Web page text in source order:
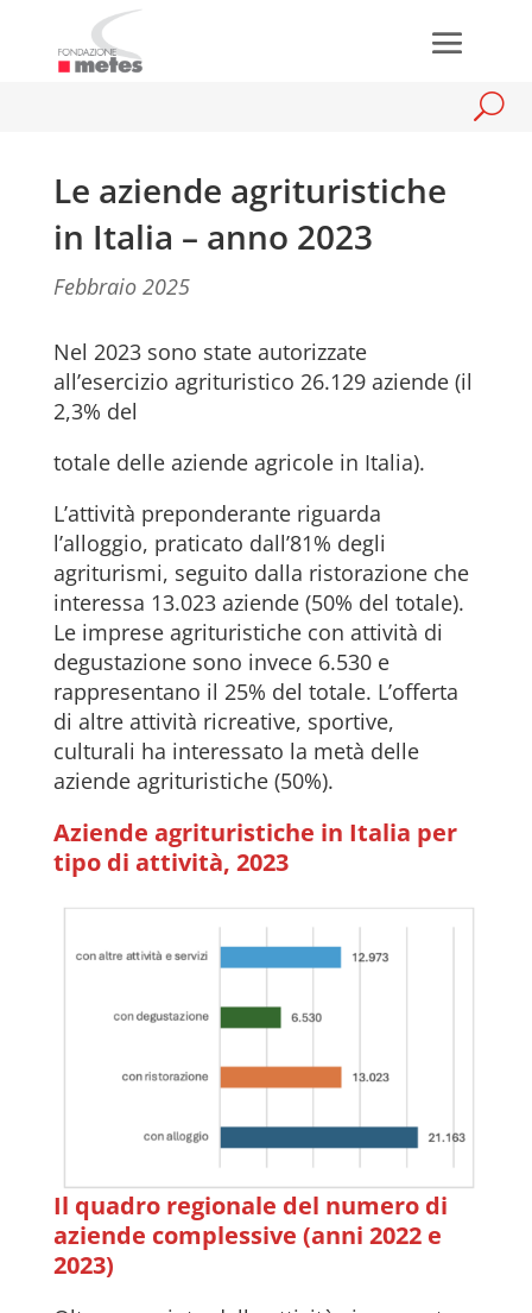
Le aziende agrituristiche
in Italia – anno 2023
Febbraio 2025
Nel 2023 sono state autorizzate
all’esercizio agrituristico 26.129 aziende (il
2,3% del
totale delle aziende agricole in Italia).
L’attività preponderante riguarda
l’alloggio, praticato dall’81% degli
agriturismi, seguito dalla ristorazione che
interessa 13.023 aziende (50% del totale).
Le imprese agrituristiche con attività di
degustazione sono invece 6.530 e
rappresentano il 25% del totale. L’offerta
di altre attività ricreative, sportive,
culturali ha interessato la metà delle
aziende agrituristiche (50%).
Aziende agrituristiche in Italia per
tipo di attività, 2023
Il quadro regionale del numero di
aziende complessive (anni 2022 e
2023)